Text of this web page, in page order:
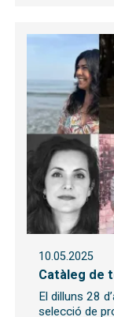
10.05.2025
Catàleg de
El dilluns 28
selecció de